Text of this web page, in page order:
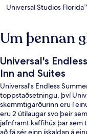
Universal Studios
Um þennan
Universal's
Inn and Suites
Universal's Endless
toppstaðsetningu, því
skemmtigarðurinn eru í
eru 2 útilaugar svo þeir
jafnframt kaffihús þar sem
að fá sér einn ískaldan á